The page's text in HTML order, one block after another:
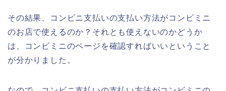
その結果、コンビニ支払いの支払い方法がコンビミニ
のお店で使えるのか？それとも使えないのかどうか
は、コンビミニのページを確認すればいいということ
が分かりました。